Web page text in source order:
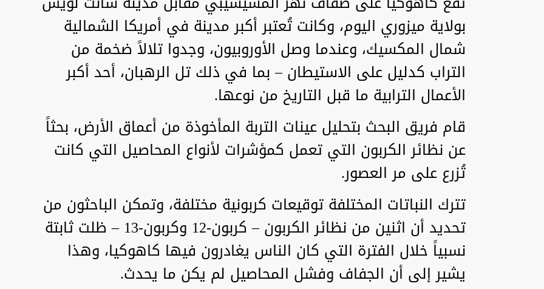
بولاية ميزوري اليوم، وكانت تُعتبر أكبر مدينة في أمريكا الشمالية
شمال المكسيك، وعندما وصل الأوروبيون، وجدوا تلالاً ضخمة من
التراب كدليل على الاستيطان – بما في ذلك تل الرهبان، أحد أكبر
الأعمال الترابية ما قبل التاريخ من نوعها.
قام فريق البحث بتحليل عينات التربة المأخوذة من أعماق الأرض، بحثاً
عن نظائر الكربون التي تعمل كمؤشرات لأنواع المحاصيل التي كانت
تُزرع على مر العصور.
تترك النباتات المختلفة توقيعات كربونية مختلفة، وتمكن الباحثون من
تحديد أن اثنين من نظائر الكربون – كربون-12 وكربون-13 – ظلت ثابتة
نسبياً خلال الفترة التي كان الناس يغادرون فيها كاهوكيا، وهذا
يشير إلى أن الجفاف وفشل المحاصيل لم يكن ما يحدث.